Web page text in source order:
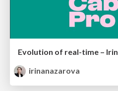
irinanazarova